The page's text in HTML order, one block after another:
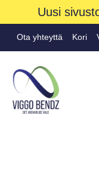
Uusi
Ota yhteyttä Kori